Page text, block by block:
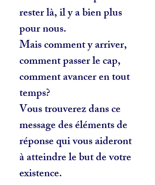
rester là, il y a bien plus
pour nous.
Mais comment y arriver,
comment passer le cap,
comment avancer en tout
temps?
Vous trouverez dans ce
message des éléments de
réponse qui vous aideront
à atteindre le but de votre
existence.